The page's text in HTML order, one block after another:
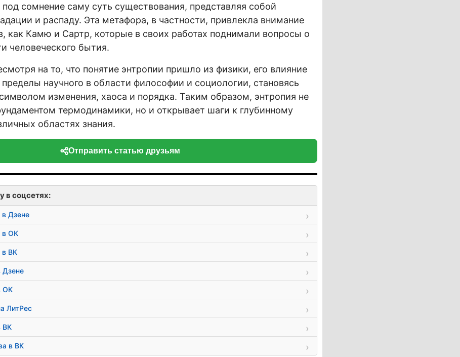
под сомнение саму суть существования, представляя собой
и распаду. Эта метафора, в частности, привлекла внимание
как Камю и Сартр, которые в своих работах поднимали вопросы о
человеческого бытия.
на то, что понятие энтропии пришло из физики, его влияние
пределы научного в области философии и социологии, становясь
изменения, хаоса и порядка. Таким образом, энтропия не
термодинамики, но и открывает шаги к глубинному
областях знания.
Отправить статью друзьям
в соцсетях:
в Дзене
в ОК
в ВК
Дзене
ОК
ЛитРес
ВК
в ВК